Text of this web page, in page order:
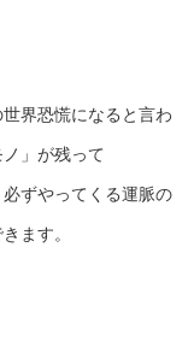
界恐慌になると言わ
」が残って
必ずやってくる運脈の
ます。